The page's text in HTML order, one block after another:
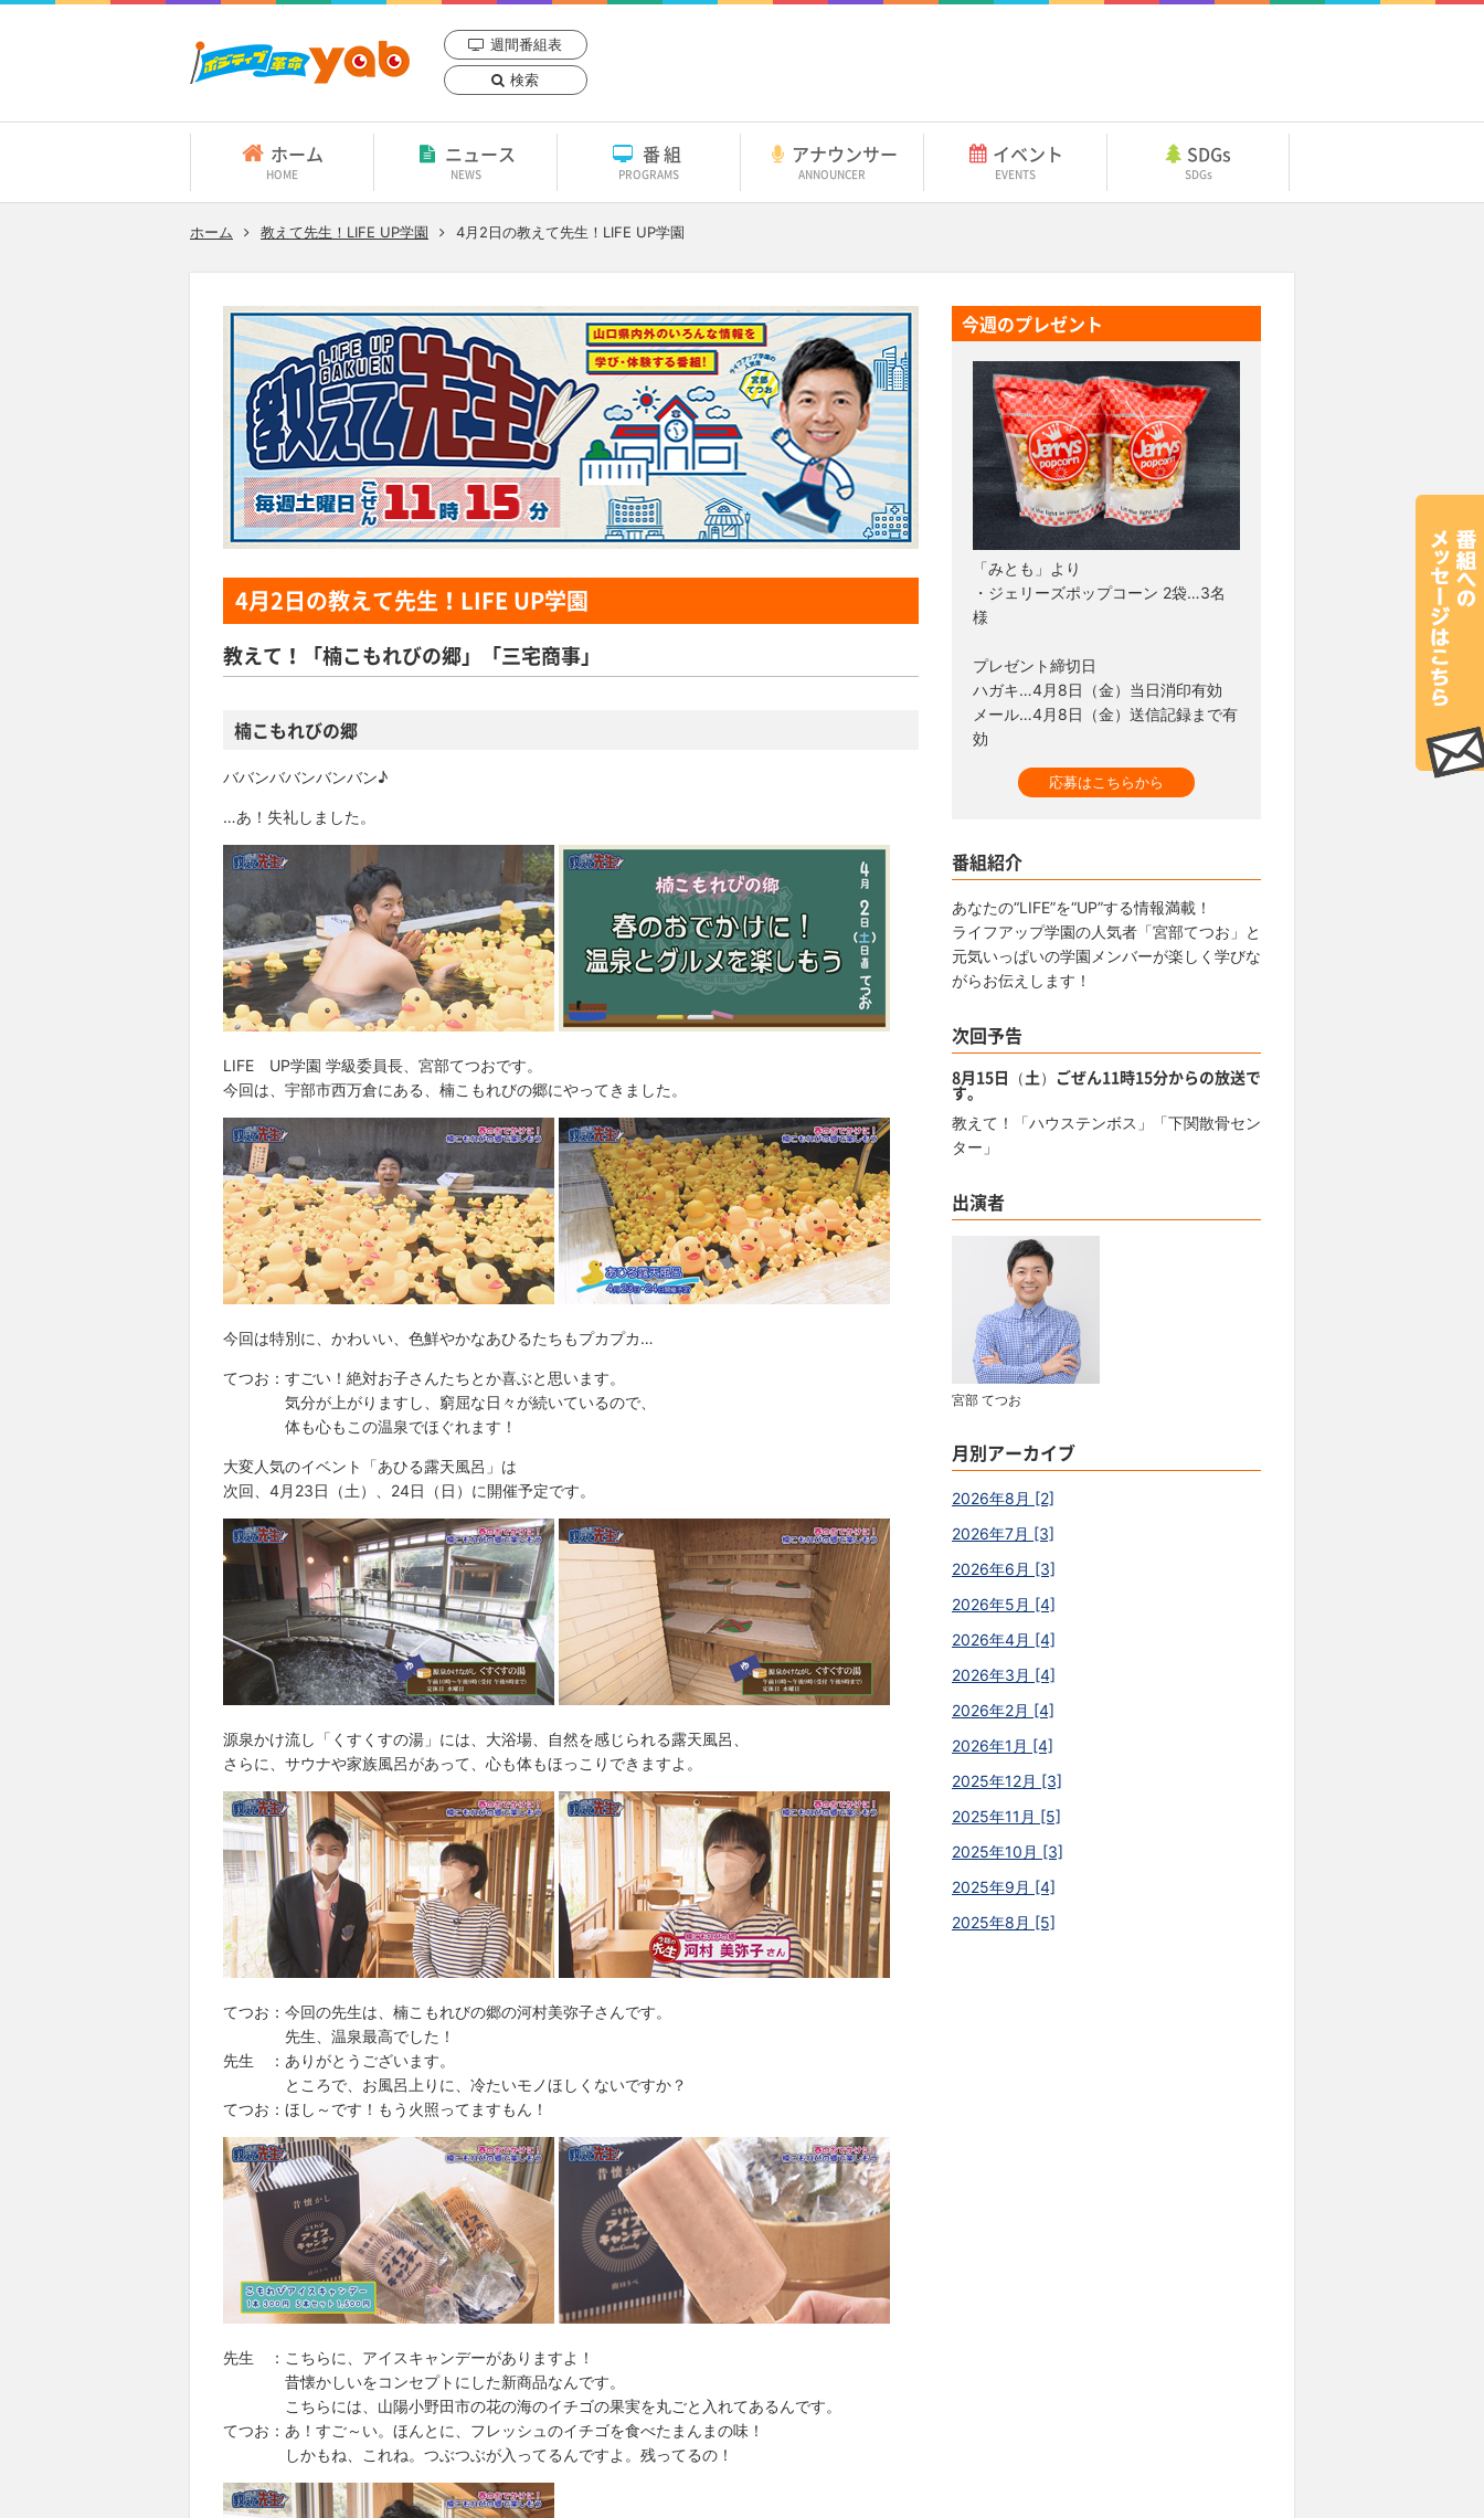
週間番組表
検索
ホーム
HOME
ニュース
NEWS
番組
PROGRAMS
アナウンサー
ANNOUNCER
イベント
EVENTS
SDGs
SDGs
ホーム 教えて先生！LIFE UP学園 4月2日の教えて先生！LIFE UP学園
4月2日の教えて先生！LIFE UP学園
教えて！「楠こもれびの郷」「三宅商事」
楠こもれびの郷
ババンババンバンバン♪
…あ！失礼しました。
LIFE UP学園 学級委員長、宮部てつおです。
今回は、宇部市西万倉にある、楠こもれびの郷にやってきました。
今回は特別に、かわいい、色鮮やかなあひるたちもプカプカ…
てつお：すごい！絶対お子さんたちとか喜ぶと思います。
気分が上がりますし、窮屈な日々が続いているので、
体も心もこの温泉でほぐれます！
大変人気のイベント「あひる露天風呂」は
次回、4月23日（土）、24日（日）に開催予定です。
源泉かけ流し「くすくすの湯」には、大浴場、自然を感じられる露天風呂、
さらに、サウナや家族風呂があって、心も体もほっこりできますよ。
てつお：今回の先生は、楠こもれびの郷の河村美弥子さんです。
先生、温泉最高でした！
先生 ：ありがとうございます。
ところで、お風呂上りに、冷たいモノほしくないですか？
てつお：ほし～です！もう火照ってますもん！
先生 ：こちらに、アイスキャンデーがありますよ！
昔懐かしいをコンセプトにした新商品なんです。
こちらには、山陽小野田市の花の海のイチゴの果実を丸ごと入れてあるんです。
てつお：あ！すご～い。ほんとに、フレッシュのイチゴを食べたまんまの味！
しかもね、これね。つぶつぶが入ってるんですよ。残ってるの！
今週のプレゼント
「みとも」より
・ジェリーズポップコーン 2袋…3名
様
プレゼント締切日
ハガキ…4月8日（金）当日消印有効
メール…4月8日（金）送信記録まで有
効
応募はこちらから
番組紹介
あなたの“LIFE”を“UP”する情報満載！
ライフアップ学園の人気者「宮部てつお」と
元気いっぱいの学園メンバーが楽しく学びな
がらお伝えします！
次回予告
8月15日（土）ごぜん11時15分からの放送で
す。
教えて！「ハウステンボス」「下関散骨セン
ター」
出演者
宮部 てつお
月別アーカイブ
2026年8月 [2]
2026年7月 [3]
2026年6月 [3]
2026年5月 [4]
2026年4月 [4]
2026年3月 [4]
2026年2月 [4]
2026年1月 [4]
2025年12月 [3]
2025年11月 [5]
2025年10月 [3]
2025年9月 [4]
2025年8月 [5]